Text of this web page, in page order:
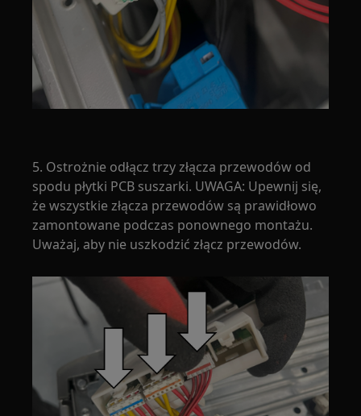
5. Ostrożnie odłącz trzy złącza przewodów od
spodu płytki PCB suszarki. UWAGA: Upewnij się,
że wszystkie złącza przewodów są prawidłowo
zamontowane podczas ponownego montażu.
Uważaj, aby nie uszkodzić złącz przewodów.